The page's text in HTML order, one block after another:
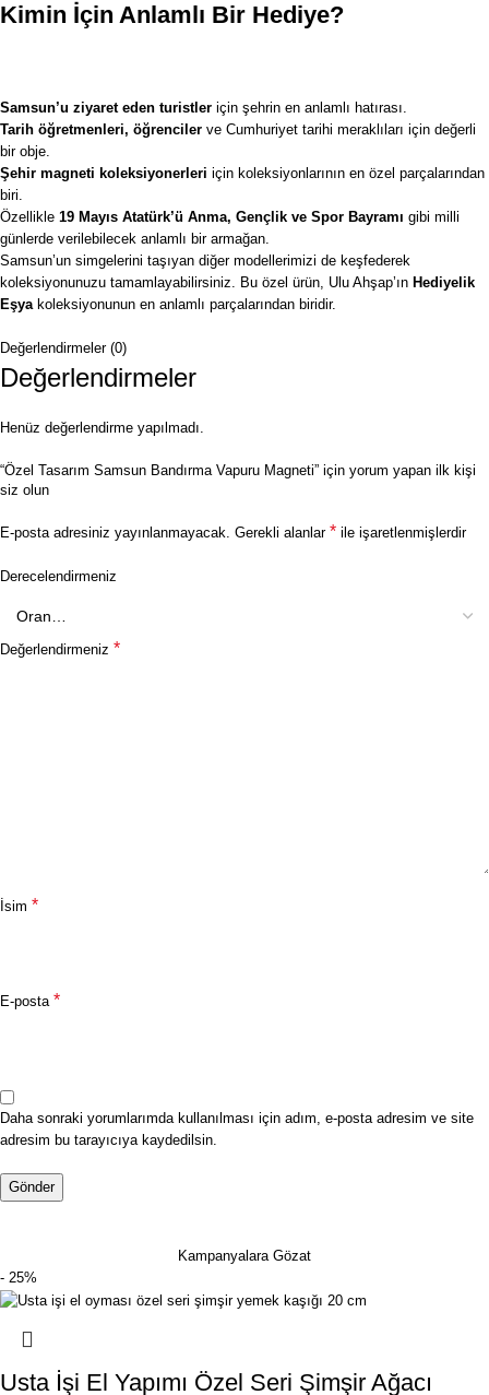
Kimin İçin Anlamlı Bir Hediye?
Samsun’u ziyaret eden turistler için şehrin en anlamlı hatırası.
Tarih öğretmenleri, öğrenciler ve Cumhuriyet tarihi meraklıları için değerli
bir obje.
Şehir magneti koleksiyonerleri için koleksiyonlarının en özel parçalarından
biri.
Özellikle 19 Mayıs Atatürk’ü Anma, Gençlik ve Spor Bayramı gibi milli
günlerde verilebilecek anlamlı bir armağan.
Samsun’un simgelerini taşıyan diğer modellerimizi de keşfederek
koleksiyonunuzu tamamlayabilirsiniz. Bu özel ürün, Ulu Ahşap’ın Hediyelik
Eşyakoleksiyonunun en anlamlı parçalarından biridir.
Değerlendirmeler (0)
Değerlendirmeler
Henüz değerlendirme yapılmadı.
“Özel Tasarım Samsun Bandırma Vapuru Magneti” için yorum yapan ilk kişi
siz olun
E-posta adresiniz yayınlanmayacak. Gerekli alanlar * ile işaretlenmişlerdir
Derecelendirmeniz
Değerlendirmeniz *
İsim *
E-posta *
Daha sonraki yorumlarımda kullanılması için adım, e-posta adresim ve site
adresim bu tarayıcıya kaydedilsin.
Kampanyalara Gözat
- 25%
Usta İşi El Yapımı Özel Seri Şimşir Ağacı